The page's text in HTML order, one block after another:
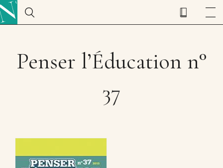
Penser l’Éducation n°
37